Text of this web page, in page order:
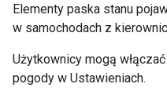
Elementy paska stanu
w samochodach z
Użytkownicy mogą
pogody w Ustawieniach.